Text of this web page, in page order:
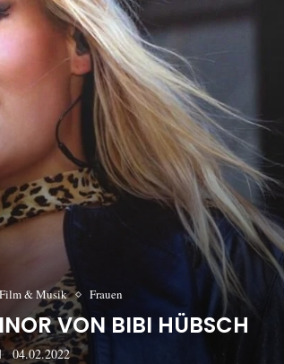
Film & Musik Frauen
VON BIBI HÜBSCH
04.02.2022